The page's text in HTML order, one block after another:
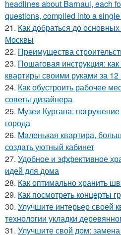
headlines about Barnaul, each
questions, compiled into a
21. Как добраться до
Москвы
22. Преимущества
23. Пошаговая инструкция:
квартиры своими руками за 12
24. Как обустроить рабочее
советы дизайнера
25. Музеи Кургана:
города
26. Маленькая квартира,
создать уютный кабинет
27. Удобное и эффективное
идей для дома
28. Как оптимально хранить
29. Как посмотреть концерты
30. Улучшите интерьер своей
технологии укладки
31. Улучшите свой дом: